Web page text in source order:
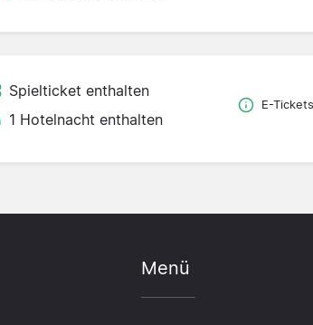
Spielticket enthalten
1 Hotelnacht enthalten
E-Tickets
Menü